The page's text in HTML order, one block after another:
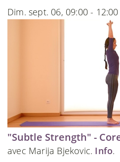
Dim. sept. 06, 09:00 - 12:00
"Subtle Strength" -
avec Marija Bjekovic. Info.